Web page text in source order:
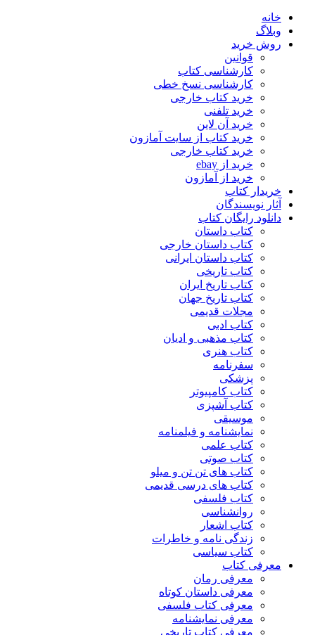
خانه
وبلاگ
روش خرید
قوانین
کارشناسی کتاب
کارشناسی نسخ خطی
خرید کتاب خارجی
خرید تلفنی
خرید آن لاین
خرید کتاب از سایت آمازون
خرید کتاب خارجی
خرید از ebay
خرید از آمازون
خریدار کتاب
آثار نویسندگان
دانلود رایگان کتاب
کتاب داستان
کتاب داستان خارجی
کتاب داستان ایرانی
کتاب تاریخی
کتاب تاریخ ایران
کتاب تاریخ جهان
مجلات قدیمی
کتاب ادبی
کتاب مذهبی و ادیان
کتاب هنری
سفرنامه
پزشکی
کتاب کامپیوتر
کتاب آشپزی
موسیقی
نمایشنامه و فیلمنامه
کتاب علمی
کتاب صوتی
کتاب های تن تن و میلو
کتاب های درسی قدیمی
کتاب فلسفی
روانشناسی
کتاب اشعار
زندگی نامه و خاطرات
کتاب سیاسی
معرفی کتاب
معرفی رمان
معرفی داستان کوتاه
معرفی کتاب فلسفی
معرفی نمایشنامه
معرفی کتاب تاریخی